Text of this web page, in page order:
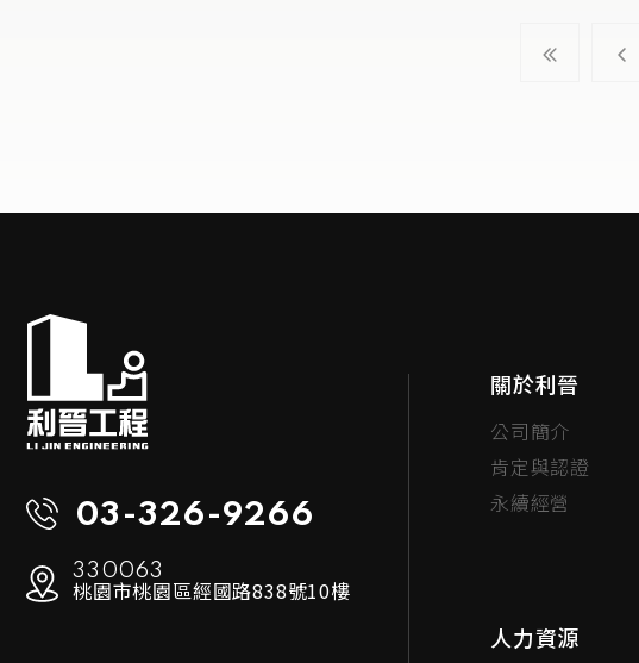
03-326-9266
330063
桃園市桃園區經國路838號10樓
關於利晉
公司簡介
肯定與認證
永續經營
人力資源